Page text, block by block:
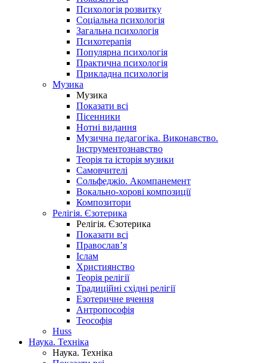
Психологія розвитку
Соціальна психологія
Загальна психологія
Психотерапія
Популярна психологія
Практична психологія
Прикладна психологія
Музика
Музика
Показати всі
Пісенники
Нотні видання
Музична педагогіка. Виконавство.
Інструментознавство
Теорія та історія музики
Самовчителі
Сольфеджіо. Акомпанемент
Вокально-хорові композиції
Композитори
Релігія. Єзотерика
Релігія. Єзотерика
Показати всі
Православ’я
Іслам
Християнство
Теорія релігії
Традиційні східні релігії
Езотеричне вчення
Антропософія
Теософія
Huss
Наука. Техніка
Наука. Техніка